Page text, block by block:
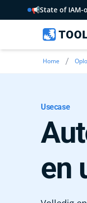
📢State of IAM-
Home /
Usecase
en